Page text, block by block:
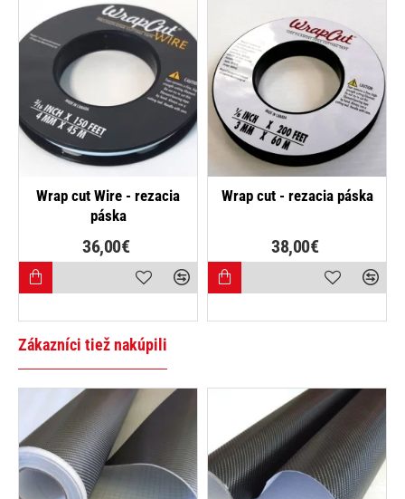
Wrap cut Wire - rezacia
páska
36,00€
NAJPREDÁVANEJŠIE
Wrap cut - rezacia páska
38,00€
Zákazníci tiež nakúpili